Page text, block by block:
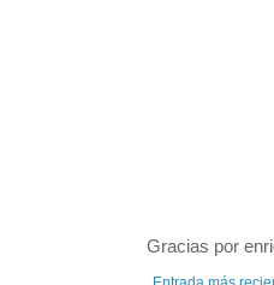
Gracias por